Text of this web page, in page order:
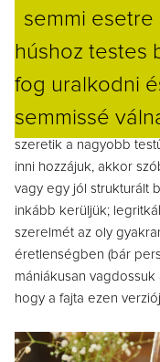
semmi esetre
húshoz testes
fog uralkodni
semmissé
szeretik a nagyobb
inni hozzájuk, akkor
vagy egy jól strukturált
inkább kerüljük;
szerelmét az oly
éretlenségben (bár
mániákusan
hogy a fajta ezen